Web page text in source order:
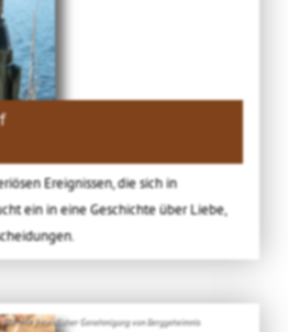
Ereignissen, die sich in
ein in eine Geschichte über Liebe,
Bild: Mit freundlicher Genehmigung von Berggeheimnis